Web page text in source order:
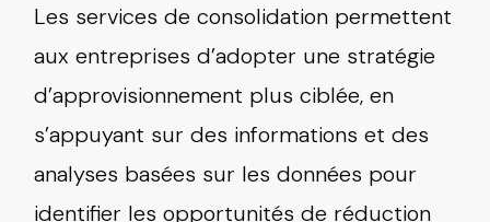
Les services de consolidation permettent
aux entreprises d’adopter une stratégie
d’approvisionnement plus ciblée, en
s’appuyant sur des informations et des
analyses basées sur les données pour
identifier les opportunités de réduction